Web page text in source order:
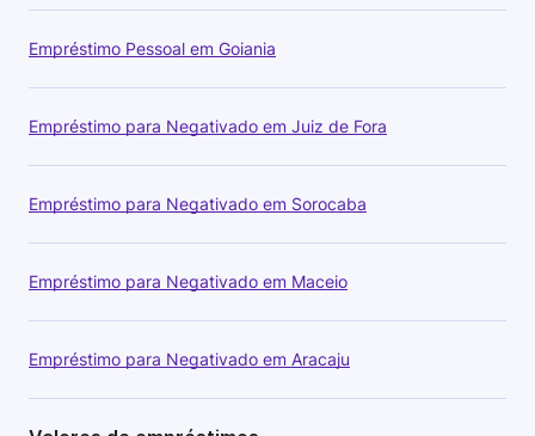
Empréstimo Pessoal em Goiania
Empréstimo para Negativado em Juiz de Fora
Empréstimo para Negativado em Sorocaba
Empréstimo para Negativado em Maceio
Empréstimo para Negativado em Aracaju